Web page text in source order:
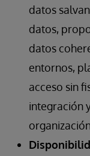
datos
datos,
datos
entornos,
acceso sin
integración